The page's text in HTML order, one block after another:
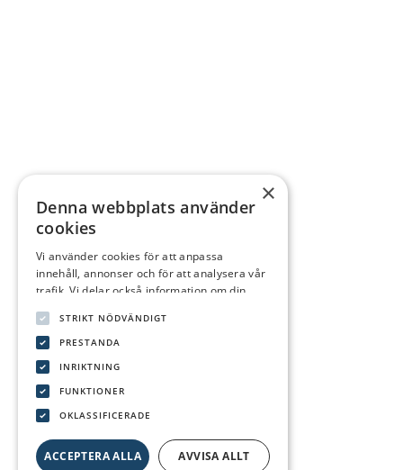
×
Denna webbplats använder
cookies
Vi använder cookies för att anpassa
innehåll, annonser och för att analysera vår
trafik. Vi delar också information om din
reklam- och analyspartners som kan
kombinera den med annan information som
du har tillhandahållit dem eller som de har
samlat in från din användning av deras
tjänster.Integritetspolicy
STRIKT NÖDVÄNDIGT
PRESTANDA
INRIKTNING
FUNKTIONER
OKLASSIFICERADE
ACCEPTERA ALLA AVVISA ALLT